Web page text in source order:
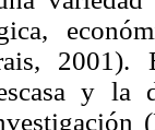
2001).
y la